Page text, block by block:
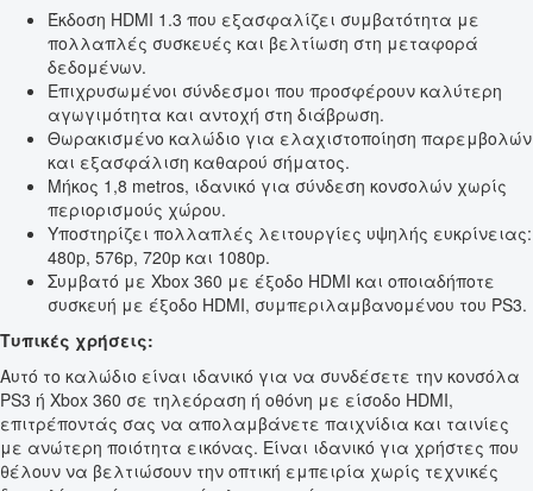
Έκδοση HDMI 1.3 που εξασφαλίζει συμβατότητα με
πολλαπλές συσκευές και βελτίωση στη μεταφορά
δεδομένων.
Επιχρυσωμένοι σύνδεσμοι που προσφέρουν καλύτερη
αγωγιμότητα και αντοχή στη διάβρωση.
Θωρακισμένο καλώδιο για ελαχιστοποίηση παρεμβολών
και εξασφάλιση καθαρού σήματος.
Μήκος 1,8 metros, ιδανικό για σύνδεση κονσολών χωρίς
περιορισμούς χώρου.
Υποστηρίζει πολλαπλές λειτουργίες υψηλής ευκρίνειας:
480p, 576p, 720p και 1080p.
Συμβατό με Xbox 360 με έξοδο HDMI και οποιαδήποτε
συσκευή με έξοδο HDMI, συμπεριλαμβανομένου του PS3.
Τυπικές χρήσεις:
Αυτό το καλώδιο είναι ιδανικό για να συνδέσετε την κονσόλα
PS3 ή Xbox 360 σε τηλεόραση ή οθόνη με είσοδο HDMI,
επιτρέποντάς σας να απολαμβάνετε παιχνίδια και ταινίες
με ανώτερη ποιότητα εικόνας. Είναι ιδανικό για χρήστες που
θέλουν να βελτιώσουν την οπτική εμπειρία χωρίς τεχνικές